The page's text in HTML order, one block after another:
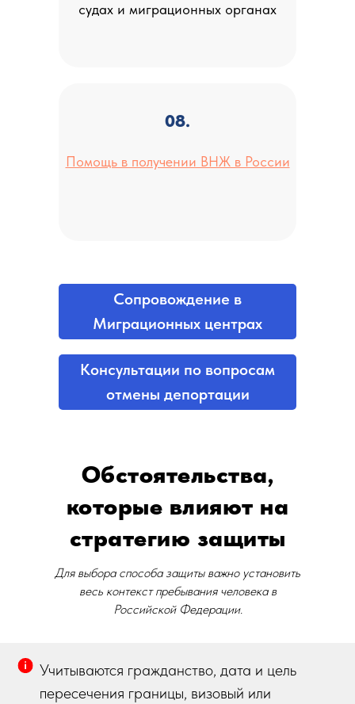
судах и миграционных органах
08.
Помощь в получении ВНЖ в России
Консультации по вопросам
отмены депортации
Сопровождение в
Миграционных центрах
Для выбора способа защиты важно установить
весь контекст пребывания человека в
Российской Федерации.
Обстоятельства,
которые влияют на
стратегию защиты
Учитываются гражданство, дата и цель
пересечения границы, визовый или